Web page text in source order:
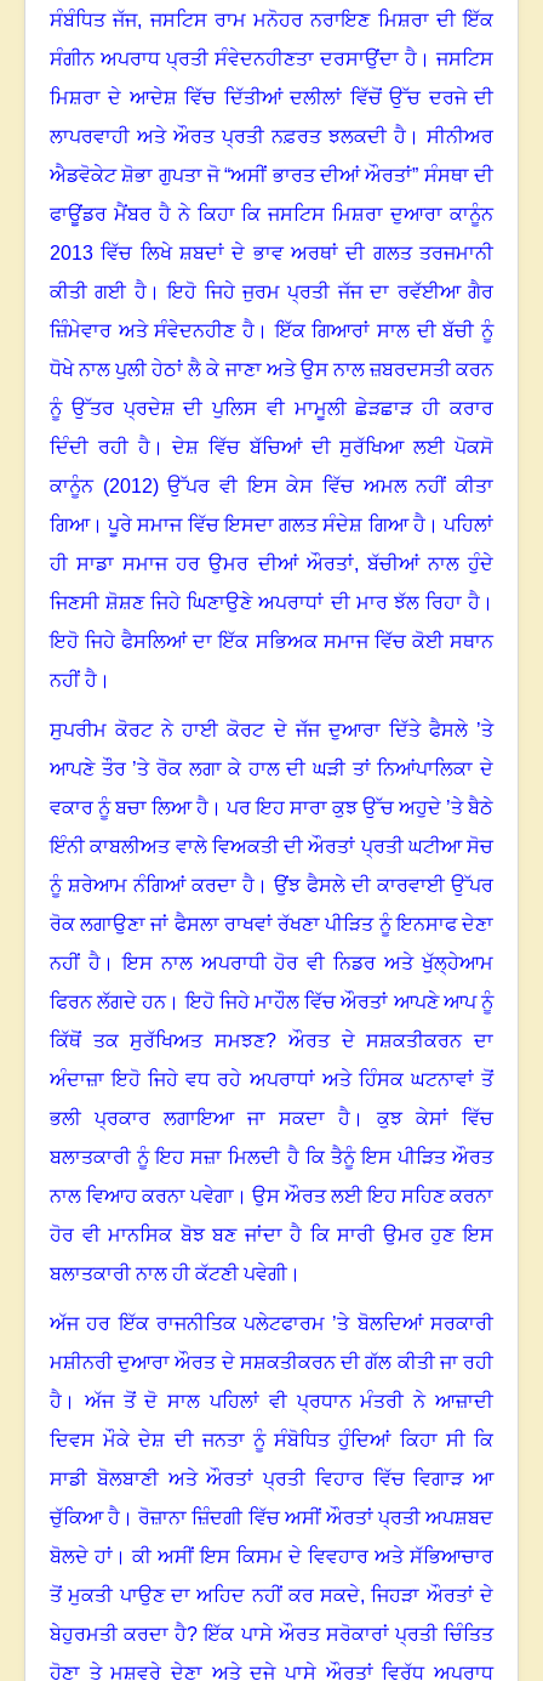
ਸੰਬੰਧਿਤ ਜੱਜ,ਜਸਟਿਸ ਰਾਮ ਮਨੋਹਰ ਨਰਾਇਣ ਮਿਸ਼ਰਾ ਦੀ ਇੱਕ
ਸੰਗੀਨ ਅਪਰਾਧ ਪ੍ਰਤੀ ਸੰਵੇਦਨਹੀਣਤਾ ਦਰਸਾਉਂਦਾ ਹੈ ।ਜਸਟਿਸ
ਮਿਸ਼ਰਾ ਦੇ ਆਦੇਸ਼ ਵਿੱਚ ਦਿੱਤੀਆਂ ਦਲੀਲਾਂ ਵਿੱਚੋਂ ਉੱਚ ਦਰਜੇ ਦੀ
ਲਾਪਰਵਾਹੀ ਅਤੇ ਔਰਤ ਪ੍ਰਤੀ ਨਫ਼ਰਤ ਝਲਕਦੀ ਹੈ । ਸੀਨੀਅਰ
ਐਡਵੋਕੇਟ ਸ਼ੋਭਾ ਗੁਪਤਾ ਜੋ “ਅਸੀਂ ਭਾਰਤ ਦੀਆਂ ਔਰਤਾਂ” ਸੰਸਥਾ ਦੀ
ਫਾਊਂਡਰ ਮੈਂਬਰ ਹੈ ਨੇ ਕਿਹਾ ਕਿ ਜਸਟਿਸ ਮਿਸ਼ਰਾ ਦੁਆਰਾ ਕਾਨੂੰਨ
2013 ਵਿੱਚ ਲਿਖੇ ਸ਼ਬਦਾਂ ਦੇ ਭਾਵ ਅਰਥਾਂ ਦੀ ਗਲਤ ਤਰਜਮਾਨੀ
ਕੀਤੀ ਗਈ ਹੈ।ਇਹੋ ਜਿਹੇ ਜੁਰਮ ਪ੍ਰਤੀ ਜੱਜ ਦਾ ਰਵੱਈਆ ਗੈਰ
ਜ਼ਿੰਮੇਵਾਰ ਅਤੇ ਸੰਵੇਦਨਹੀਣ ਹੈ । ਇੱਕ ਗਿਆਰਾਂ ਸਾਲ ਦੀ ਬੱਚੀ ਨੂੰ
ਧੋਖੇ ਨਾਲ ਪੁਲੀ ਹੇਠਾਂ ਲੈ ਕੇ ਜਾਣਾ ਅਤੇ ਉਸ ਨਾਲ ਜ਼ਬਰਦਸਤੀ ਕਰਨ
ਨੂੰ ਉੱਤਰ ਪ੍ਰਦੇਸ਼ ਦੀ ਪੁਲਿਸ ਵੀ ਮਾਮੂਲੀ ਛੇੜਛਾੜ ਹੀ ਕਰਾਰ
ਦਿੰਦੀ ਰਹੀ ਹੈ।ਦੇਸ਼ ਵਿੱਚ ਬੱਚਿਆਂ ਦੀ ਸੁਰੱਖਿਆ ਲਈ ਪੋਕਸੋ
ਕਾਨੂੰਨ (2012) ਉੱਪਰ ਵੀ ਇਸ ਕੇਸ ਵਿੱਚ ਅਮਲ ਨਹੀਂ ਕੀਤਾ
ਗਿਆ।ਪੂਰੇ ਸਮਾਜ ਵਿੱਚ ਇਸਦਾ ਗਲਤ ਸੰਦੇਸ਼ ਗਿਆ ਹੈ।ਪਹਿਲਾਂ
ਹੀ ਸਾਡਾ ਸਮਾਜ ਹਰ ਉਮਰ ਦੀਆਂ ਔਰਤਾਂ,ਬੱਚੀਆਂ ਨਾਲ ਹੁੰਦੇ
ਜਿਣਸੀ ਸ਼ੋਸ਼ਣ ਜਿਹੇ ਘਿਣਾਉਣੇ ਅਪਰਾਧਾਂ ਦੀ ਮਾਰ ਝੱਲ ਰਿਹਾ ਹੈ ।
ਇਹੋ ਜਿਹੇ ਫੈਸਲਿਆਂ ਦਾ ਇੱਕ ਸਭਿਅਕ ਸਮਾਜ ਵਿੱਚ ਕੋਈ ਸਥਾਨ
ਨਹੀਂ ਹੈ ।
ਸੁਪਰੀਮ ਕੋਰਟ ਨੇ ਹਾਈ ਕੋਰਟ ਦੇ ਜੱਜ ਦੁਆਰਾ ਦਿੱਤੇ ਫੈਸਲੇ ’ਤੇ
ਆਪਣੇ ਤੌਰ ’ਤੇ ਰੋਕ ਲਗਾ ਕੇ ਹਾਲ ਦੀ ਘੜੀ ਤਾਂ ਨਿਆਂਪਾਲਿਕਾ ਦੇ
ਵਕਾਰ ਨੂੰ ਬਚਾ ਲਿਆ ਹੈ ।ਪਰ ਇਹ ਸਾਰਾ ਕੁਝ ਉੱਚ ਅਹੁਦੇ ’ਤੇ ਬੈਠੇ
ਇੰਨੀ ਕਾਬਲੀਅਤ ਵਾਲੇ ਵਿਅਕਤੀ ਦੀ ਔਰਤਾਂ ਪ੍ਰਤੀ ਘਟੀਆ ਸੋਚ
ਨੂੰ ਸ਼ਰੇਆਮ ਨੰਗਿਆਂ ਕਰਦਾ ਹੈ । ਉਂਝ ਫੈਸਲੇ ਦੀ ਕਾਰਵਾਈ ਉੱਪਰ
ਰੋਕ ਲਗਾਉਣਾ ਜਾਂ ਫੈਸਲਾ ਰਾਖਵਾਂ ਰੱਖਣਾ ਪੀੜਿਤ ਨੂੰ ਇਨਸਾਫ ਦੇਣਾ
ਨਹੀਂ ਹੈ।ਇਸ ਨਾਲ ਅਪਰਾਧੀ ਹੋਰ ਵੀ ਨਿਡਰ ਅਤੇ ਖੁੱਲ੍ਹੇਆਮ
ਫਿਰਨ ਲੱਗਦੇ ਹਨ।ਇਹੋ ਜਿਹੇ ਮਾਹੌਲ ਵਿੱਚ ਔਰਤਾਂ ਆਪਣੇ ਆਪ ਨੂੰ
ਕਿੱਥੋਂ ਤਕ ਸੁਰੱਖਿਅਤ ਸਮਝਣ? ਔਰਤ ਦੇ ਸਸ਼ਕਤੀਕਰਨ ਦਾ
ਅੰਦਾਜ਼ਾ ਇਹੋ ਜਿਹੇ ਵਧ ਰਹੇ ਅਪਰਾਧਾਂ ਅਤੇ ਹਿੰਸਕ ਘਟਨਾਵਾਂ ਤੋਂ
ਭਲੀ ਪ੍ਰਕਾਰ ਲਗਾਇਆ ਜਾ ਸਕਦਾ ਹੈ ।ਕੁਝ ਕੇਸਾਂ ਵਿੱਚ
ਬਲਾਤਕਾਰੀ ਨੂੰ ਇਹ ਸਜ਼ਾ ਮਿਲਦੀ ਹੈ ਕਿ ਤੈਨੂੰ ਇਸ ਪੀੜਿਤ ਔਰਤ
ਨਾਲ ਵਿਆਹ ਕਰਨਾ ਪਵੇਗਾ । ਉਸ ਔਰਤ ਲਈ ਇਹ ਸਹਿਣ ਕਰਨਾ
ਹੋਰ ਵੀ ਮਾਨਸਿਕ ਬੋਝ ਬਣ ਜਾਂਦਾ ਹੈ ਕਿ ਸਾਰੀ ਉਮਰ ਹੁਣ ਇਸ
ਬਲਾਤਕਾਰੀ ਨਾਲ ਹੀ ਕੱਟਣੀ ਪਵੇਗੀ।
ਅੱਜ ਹਰ ਇੱਕ ਰਾਜਨੀਤਿਕ ਪਲੇਟਫਾਰਮ ’ਤੇ ਬੋਲਦਿਆਂ ਸਰਕਾਰੀ
ਮਸ਼ੀਨਰੀ ਦੁਆਰਾ ਔਰਤ ਦੇ ਸਸ਼ਕਤੀਕਰਨ ਦੀ ਗੱਲ ਕੀਤੀ ਜਾ ਰਹੀ
ਹੈ । ਅੱਜ ਤੋਂ ਦੋ ਸਾਲ ਪਹਿਲਾਂ ਵੀ ਪ੍ਰਧਾਨ ਮੰਤਰੀ ਨੇ ਆਜ਼ਾਦੀ
ਦਿਵਸ ਮੌਕੇ ਦੇਸ਼ ਦੀ ਜਨਤਾ ਨੂੰ ਸੰਬੋਧਿਤ ਹੁੰਦਿਆਂ ਕਿਹਾ ਸੀ ਕਿ
ਸਾਡੀ ਬੋਲਬਾਣੀ ਅਤੇ ਔਰਤਾਂ ਪ੍ਰਤੀ ਵਿਹਾਰ ਵਿੱਚ ਵਿਗਾੜ ਆ
ਚੁੱਕਿਆ ਹੈ ।ਰੋਜ਼ਾਨਾ ਜ਼ਿੰਦਗੀ ਵਿੱਚ ਅਸੀਂ ਔਰਤਾਂ ਪ੍ਰਤੀ ਅਪਸ਼ਬਦ
ਬੋਲਦੇ ਹਾਂ ।ਕੀ ਅਸੀਂ ਇਸ ਕਿਸਮ ਦੇ ਵਿਵਹਾਰ ਅਤੇ ਸੱਭਿਆਚਾਰ
ਤੋਂ ਮੁਕਤੀ ਪਾਉਣ ਦਾ ਅਹਿਦ ਨਹੀਂ ਕਰ ਸਕਦੇ, ਜਿਹੜਾ ਔਰਤਾਂ ਦੇ
ਬੇਹੁਰਮਤੀ ਕਰਦਾ ਹੈ?ਇੱਕ ਪਾਸੇ ਔਰਤ ਸਰੋਕਾਰਾਂ ਪ੍ਰਤੀ ਚਿੰਤਿਤ
ਹੋਣਾ ਤੇ ਮਸ਼ਵਰੇ ਦੇਣਾ ਅਤੇ ਦੂਜੇ ਪਾਸੇ ਔਰਤਾਂ ਵਿਰੁੱਧ ਅਪਰਾਧ